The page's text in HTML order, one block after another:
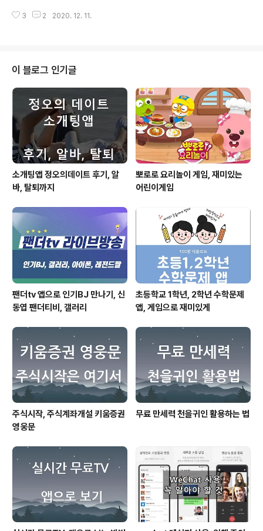
역별로 확인 가능 - 내 주변 상황 알림 시간 설정으로 세팅
워낙 유명하지만, 지금 시점에도 활용도가 좋아 추천해봅
에도 참여해서 혜택을 받는다면 그야말로 꿀이겠지요. 데
이트팝 어플 주요 기능- 전국 5,000개 데이트 코스 - 커플
원데이 클래스, 마사지 이색데이트, 핫스팟, 맛집, 카페, 전
시회 등등 - 초특가 할인 행사, 트렌디한 장소에 대한 혜택
까지 - 직접 다녀와서 알려주는 생생 꿀팁 - 비용 정보, 시
간 정보, bad ..
3 2 2020. 12. 11.
이 블로그 인기글
소개팅앱 정오의데이트 후기, 알
바, 탈퇴까지
뽀로로 요리놀이 게임, 재미있는
어린이게임
팬더tv 앱으로 인기BJ 만나기, 신
동엽 팬더티비, 갤러리
초등학교 1학년, 2학년 수학문제
앱, 게임으로 재미있게
주식시작, 주식계좌개설 키움증권
영웅문
무료 만세력 천을귀인 활용하는 법